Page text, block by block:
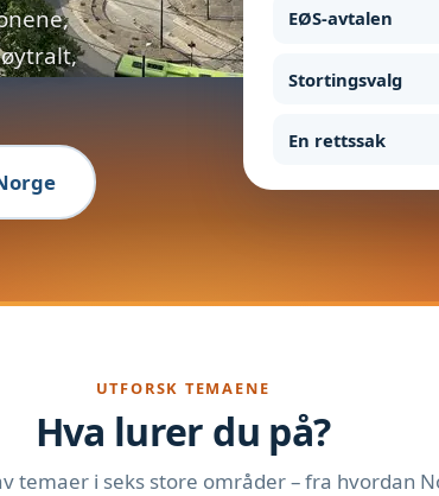
EØS-avtalen
Stortingsvalg
En rettssak
UTFORSK TEMAENE
Hva lurer du på?
temaer i seks store områder – fra hvordan